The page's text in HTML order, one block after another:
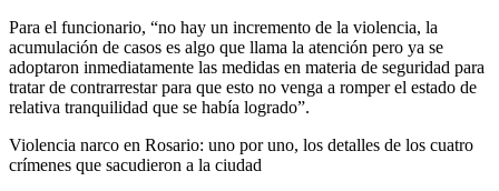
Para el funcionario, “no hay un incremento de la violencia, la
acumulación de casos es algo que llama la atención pero ya se
adoptaron inmediatamente las medidas en materia de seguridad para
tratar de contrarrestar para que esto no venga a romper el estado de
relativa tranquilidad que se había logrado”.
Violencia narco en Rosario: uno por uno, los detalles de los cuatro
crímenes que sacudieron a la ciudad